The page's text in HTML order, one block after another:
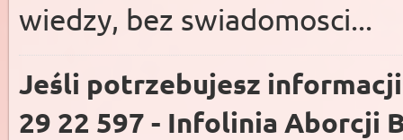
wiedzy, bez swiadomosci...
Jeśli potrzebujesz
29 22 597 - Infolinia Aborcji